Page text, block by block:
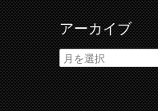
アーカイブ
ア
ー
カ
イ